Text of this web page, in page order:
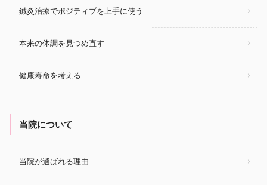
鍼灸治療でポジティブを上手に使う
本来の体調を見つめ直す
健康寿命を考える
当院について
当院が選ばれる理由